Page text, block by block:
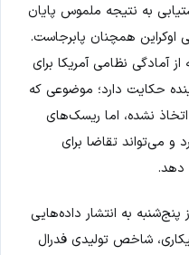
به نتیجه ملموس پایان
اوکراین همچنان پابرجاست.
آمادگی نظامی آمریکا برای
حکایت دارد؛ موضوعی که
نشده، اما ریسک‌های
و می‌تواند تقاضا برای
دهد.
پنج‌شنبه به انتشار داده‌هایی
شاخص تولیدی فدرال